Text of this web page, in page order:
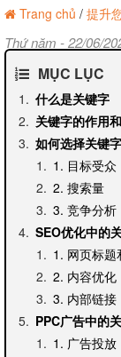
Trang chủ / 提升
Thứ năm - 22/06/
MỤC LỤC
什么是关键字
关键字的作用
如何选择关键字
1. 目标受众
2. 搜索量
3. 竞争分析
SEO优化中的
1. 网页标题
2. 内容优化
3. 内部链接
PPC广告中的
1. 广告投放